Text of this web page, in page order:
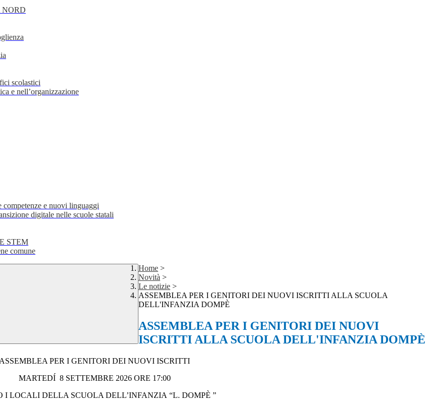
NORD
scolastici
e nell’organizzazione
e nuovi linguaggi
digitale nelle scuole statali
STEM
comune
Home >
Novità >
Le notizie >
ASSEMBLEA PER I GENITORI DEI NUOVI ISCRITTI ALLA SCUOLA
DELL'INFANZIA DOMPÈ
ASSEMBLEA PER I GENITORI DEI NUOVI
ISCRITTI ALLA SCUOLA DELL'INFANZIA DOMPÈ
ASSEMBLEA PER I GENITORI DEI NUOVI ISCRITTI
MARTEDÍ 8 SETTEMBRE 2026 ORE 17:00
I LOCALI DELLA SCUOLA DELL’INFANZIA “L. DOMPÈ ”